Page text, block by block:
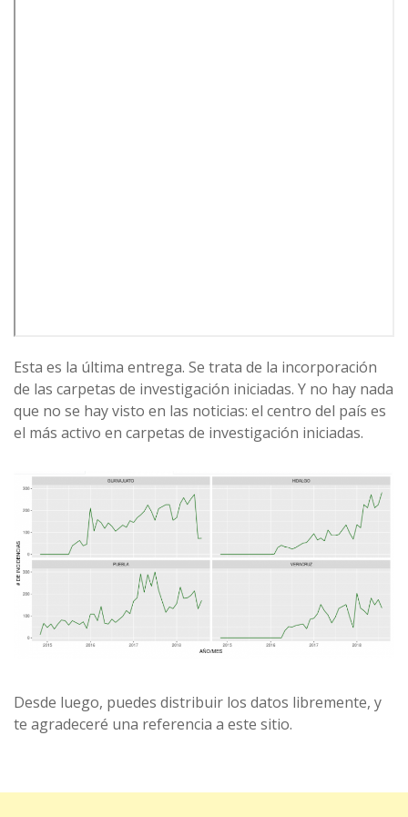
Esta es la última entrega. Se trata de la incorporación
de las carpetas de investigación iniciadas. Y no hay nada
que no se hay visto en las noticias: el centro del país es
el más activo en carpetas de investigación iniciadas.
Desde luego, puedes distribuir los datos libremente, y
te agradeceré una referencia a este sitio.